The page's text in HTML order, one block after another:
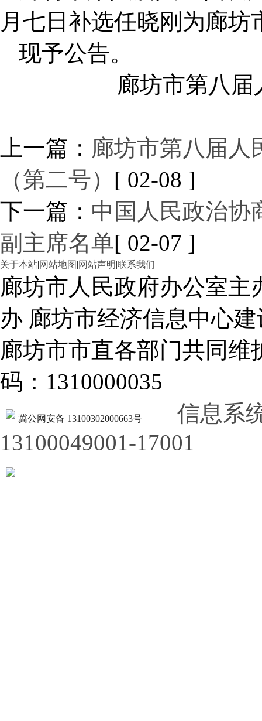
月七日补选任晓刚为廊
现予公告。
廊坊市第八
上一篇： 廊坊市第八届人
（第二号） [ 02-08 ]
下一篇： 中国人民政治协
副主席名单[ 02-07 ]
关于本站|网站地图 |网站声明|联系我们
廊坊市人民政府办公室
办 廊坊市经济信息中心建
廊坊市市直各部门共同
码：1310000035
冀公网安备 13100302000663号
信息系
13100049001-17001